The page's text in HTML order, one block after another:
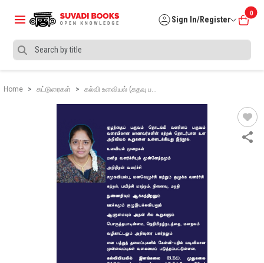
Sign In/Register
0
Home கட்டுரைகள் கல்வி உளவியல் (கதவு ப…